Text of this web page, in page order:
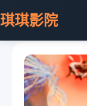
琪琪影院